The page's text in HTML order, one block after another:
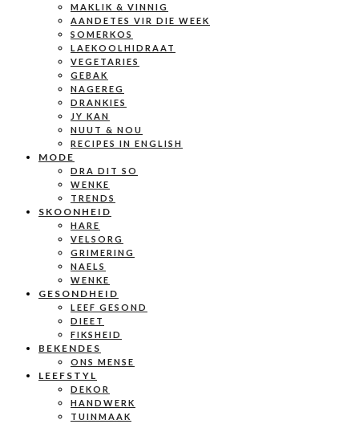
MAKLIK & VINNIG
AANDETES VIR DIE WEEK
SOMERKOS
LAEKOOLHIDRAAT
VEGETARIES
GEBAK
NAGEREG
DRANKIES
JY KAN
NUUT & NOU
RECIPES IN ENGLISH
MODE
DRA DIT SO
WENKE
TRENDS
SKOONHEID
HARE
VELSORG
GRIMERING
NAELS
WENKE
GESONDHEID
LEEF GESOND
DIEET
FIKSHEID
BEKENDES
ONS MENSE
LEEFSTYL
DEKOR
HANDWERK
TUINMAAK